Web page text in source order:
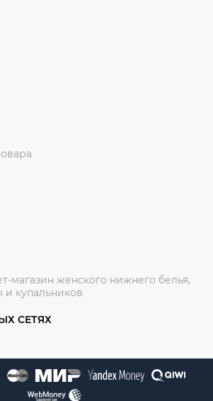
магазин женского нижнего белья,
купальников
СЕТЯХ